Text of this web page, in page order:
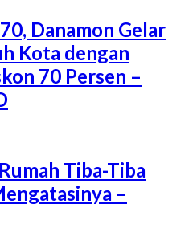
Danamon Gelar
Kota dengan
70 Persen –
Tiba-Tiba
–